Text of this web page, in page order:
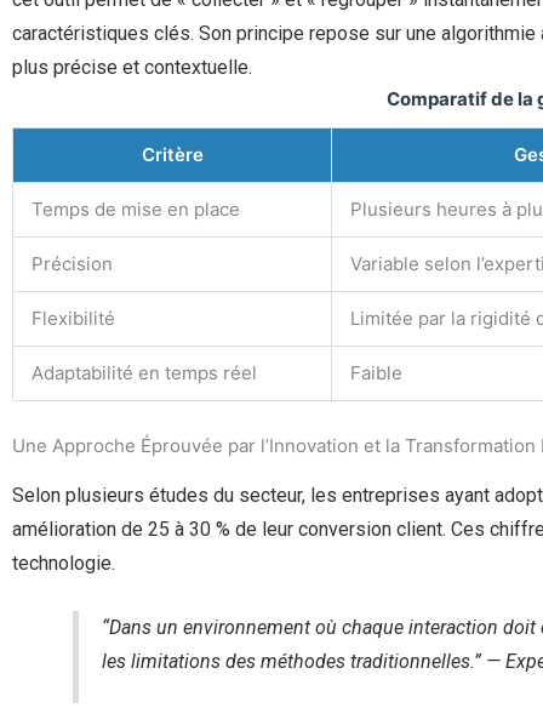
caractéristiques clés. Son principe repose sur une
plus précise et contextuelle.
Comparatif de la
Critère
Temps de mise en place Plusieurs heures à
Précision Variable selon
Flexibilité Limitée par la rigidité
Adaptabilité en temps réel Faible
Une Approche Éprouvée par l’Innovation et la Transformation
Selon plusieurs études du secteur, les entreprises ayant
amélioration de 25 à 30 % de leur conversion client. Ces
technologie.
“Dans un environnement où chaque interaction
les limitations des méthodes traditionnelles.” —